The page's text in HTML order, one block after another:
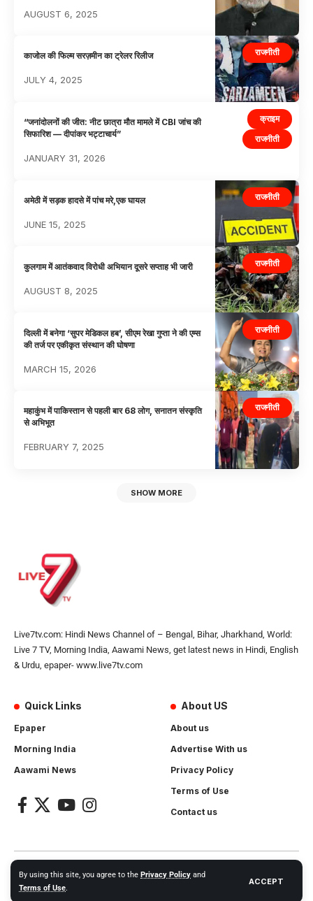
By using this site, you agree to the Privacy Policy and
Terms of Use.
ACCEPT
AUGUST 6, 2025
राजनीती
काजोल की फिल्म सरज़मीन का ट्रेलर रिलीज
JULY 4, 2025
क्राइम
राजनीती
“जनांदोलनों की जीत: नीट छात्रा मौत मामले में CBI जांच की
सिफारिश — दीपांकर भट्टाचार्य”
JANUARY 31, 2026
राजनीती
अमेठी में सड़क हादसे में पांच मरे,एक घायल
JUNE 15, 2025
राजनीती
कुलगाम में आतंकवाद विरोधी अभियान दूसरे सप्ताह भी जारी
AUGUST 8, 2025
राजनीती
दिल्ली में बनेगा ‘सुपर मेडिकल हब’, सीएम रेखा गुप्ता ने की एम्स
की तर्ज पर एकीकृत संस्थान की घोषणा
MARCH 15, 2026
राजनीती
महाकुंभ में पाकिस्तान से पहली बार 68 लोग, सनातन संस्कृति
से अभिभूत
FEBRUARY 7, 2025
SHOW MORE
Live7tv.com: Hindi News Channel of – Bengal, Bihar, Jharkhand, World:
Live 7 TV, Morning India, Aawami News, get latest news in Hindi, English
& Urdu, epaper- www.live7tv.com
Quick Links
Epaper
Morning India
Aawami News
About US
About us
Advertise With us
Privacy Policy
Terms of Use
Contact us
2024- All Rights Reserved.Live 7 tv. Website Created by and